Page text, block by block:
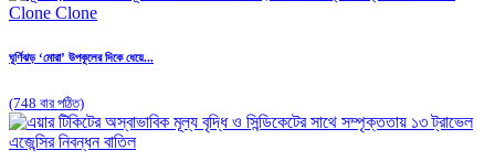
ঘূর্ণিঝড় ‘মোরা’ উপকূলের দিকে ধেয়ে...
(748 বার পঠিত)